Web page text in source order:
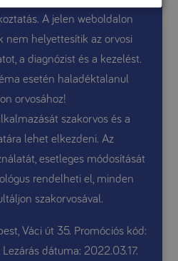
A jelen weboldalon
nem helyettesítik az orvosi
a diagnózist és a kezelést.
esetén haladéktalanul
orvosához!
szakorvos és a
lehet elkezdeni. Az
esetleges módosítását
rendelheti el, minden
szakorvosával.
Váci út 35. Promóciós kód:
dátuma: 2022.03.17.